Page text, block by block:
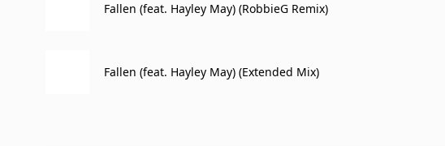
Fallen (feat. Hayley May) (RobbieG Remix)
Fallen (feat. Hayley May) (Extended Mix)